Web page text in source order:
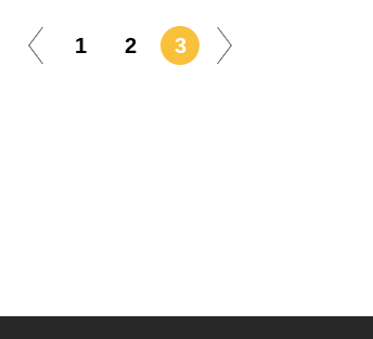
1 2 3